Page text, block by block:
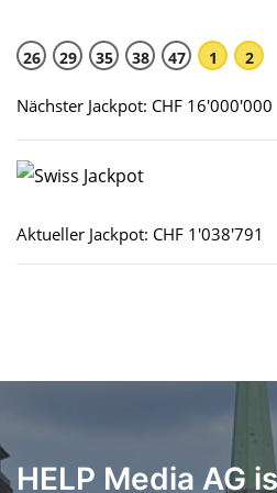
26 29 35 38 47 1 2
Nächster Jackpot: CHF 16'000'000
Aktueller Jackpot: CHF 1'038'791
HELP Media AG